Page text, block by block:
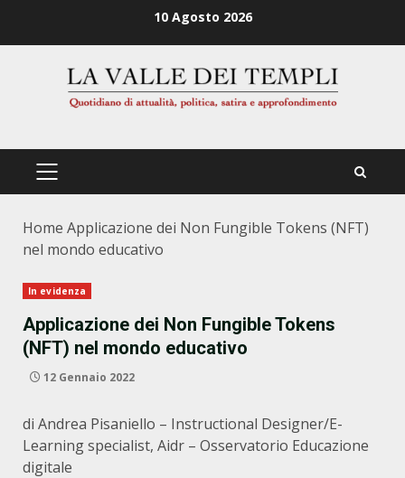
10 Agosto 2026
PRIMÄRES
Home Applicazione dei Non Fungible Tokens (NFT)
nel mondo educativo
In evidenza
Applicazione dei Non Fungible Tokens
(NFT) nel mondo educativo
12 Gennaio 2022
di Andrea Pisaniello – Instructional Designer/E-
Learning specialist, Aidr – Osservatorio Educazione
digitale